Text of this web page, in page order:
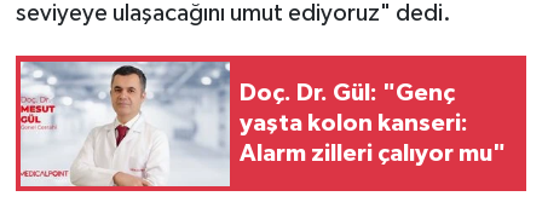
seviyeye ulaşacağını umut ediyoruz" dedi.
Doç. Dr. Gül: "Genç
yaşta kolon kanseri:
Alarm zilleri çalıyor mu"